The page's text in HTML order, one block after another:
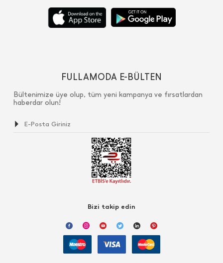
FULLAMODA E-BÜLTEN
Bültenimize üye olup, tüm yeni kampanya ve fırsatlardan
haberdar olun!
Bizi takip edin